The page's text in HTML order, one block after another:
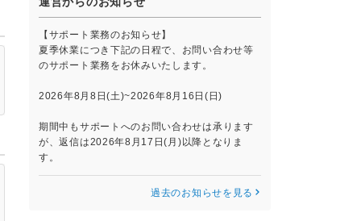
【サポート業務のお知らせ】
夏季休業につき下記の日程で、お問い合わせ等
のサポート業務をお休みいたします。
2026年8月8日(土)~2026年8月16日(日)
期間中もサポートへのお問い合わせは承ります
が、返信は2026年8月17日(月)以降となりま
す。
過去のお知らせを見る